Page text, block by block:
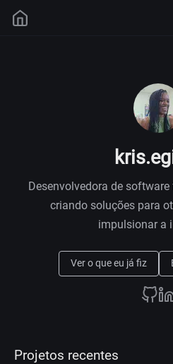
Desenvolvedora de
criando soluções para
impulsionar a
Ver o que eu já fiz
Projetos recentes